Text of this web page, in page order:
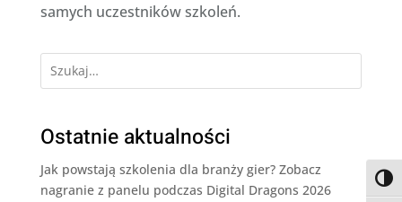
samych uczestników szkoleń.
Ostatnie aktualności
Jak powstają szkolenia dla branży gier? Zobacz
nagranie z panelu podczas Digital Dragons 2026